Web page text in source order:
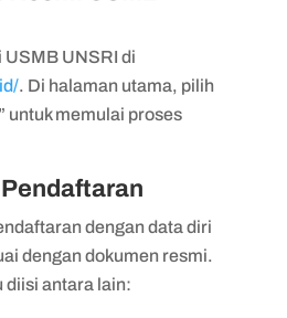
UNSRI di
. Di halaman utama, pilih
untuk memulai proses
dengan data diri
dengan dokumen resmi.
diisi antara lain: